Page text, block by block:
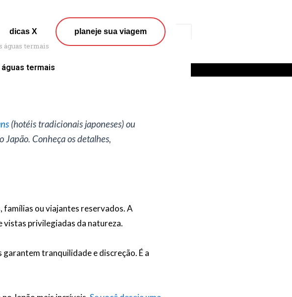
dicas X planeje sua viagem
águas termais
termais
(hotéis tradicionais japoneses) ou
Conheça os detalhes,
ou viajantes reservados. A
vistas privilegiadas da natureza.
tranquilidade e discreção. É a